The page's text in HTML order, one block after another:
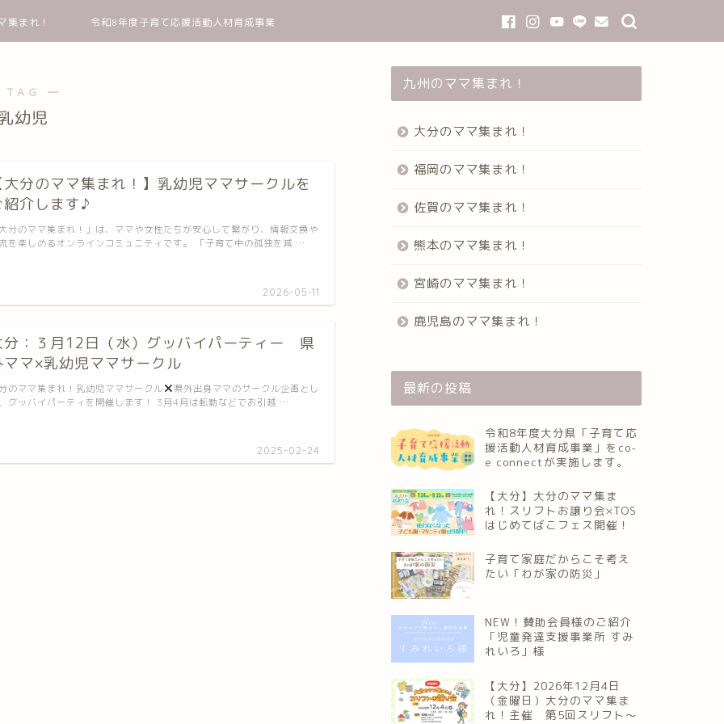
集まれ！ 令和8年度子育て応援活動人材育成事業
―
幼児
大分のママ集まれ！】乳幼児ママサークルを
紹介します♪
2026-05-11
分のママ集まれ！」は、ママや女性たちが安心して繋がり、情報交換や
を楽しめるオンラインコミュニティです。 「子育て中の孤独を減 …
分：３月12日（水）グッバイパーティー 県
ママ×乳幼児ママサークル
2025-02-24
のママ集まれ！乳幼児ママサークル
県外出身ママのサークル企画とし
グッバイパーティを開催します！ 3月4月は転勤などでお引越 …
九州のママ集まれ！
大分のママ集まれ！
福岡のママ集まれ！
佐賀のママ集まれ！
熊本のママ集まれ！
宮崎のママ集まれ！
鹿児島のママ集まれ！
最新の投稿
令和8年度大分県「子育て応
援活動人材育成事業」をco-
e connectが実施します。
【大分】大分のママ集ま
れ！スリフトお譲り会×TOS
はじめてばこフェス開催！
子育て家庭だからこそ考え
たい「わが家の防災」
NEW！賛助会員様のご紹介
「児童発達支援事業所 すみ
れいろ」様
【大分】2026年12月4日
（金曜日）大分のママ集ま
れ！主催 第5回スリフト〜